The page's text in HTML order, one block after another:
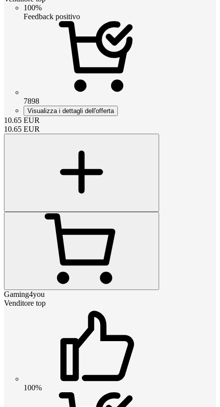
100%
Feedback positivo
7898
Visualizza i dettagli dell'offerta
10.65 EUR
10.65 EUR
Gaming4you
Venditore top
100%